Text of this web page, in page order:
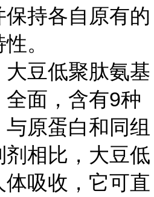
持各自原有的
。
大豆低聚肽氨基
面，含有9种
原蛋白和同组
剂相比，大豆低
吸收，它可直